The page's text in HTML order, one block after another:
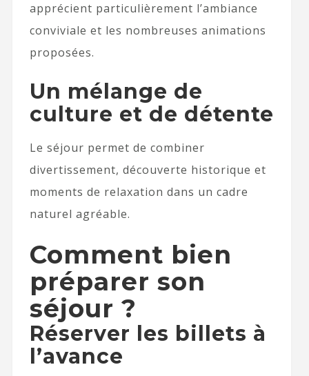
apprécient particulièrement l’ambiance
conviviale et les nombreuses animations
proposées.
Un mélange de
culture et de détente
Le séjour permet de combiner
divertissement, découverte historique et
moments de relaxation dans un cadre
naturel agréable.
Comment bien
préparer son
séjour ?
Réserver les billets à
l’avance